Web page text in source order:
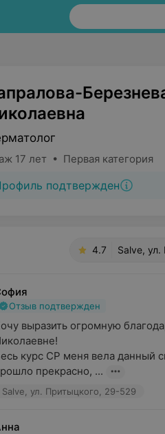
17 лет • Первая категория
подтвержден
4.7 Salve,
Отзыв подтвержден
выразить огромную
курс СР меня вела данный
прекрасно, ...
Salve, ул. Притыцкого, 29-529